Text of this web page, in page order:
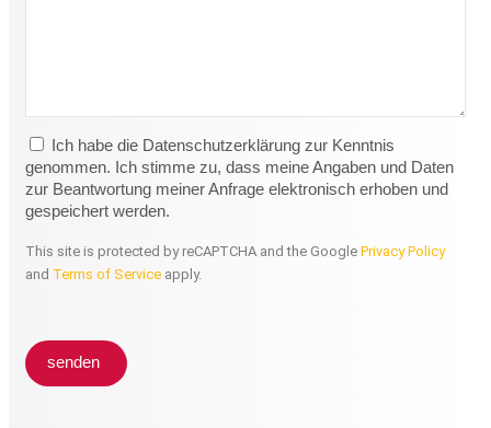
Ich habe die Datenschutzerklärung zur Kenntnis
genommen. Ich stimme zu, dass meine Angaben und Daten
zur Beantwortung meiner Anfrage elektronisch erhoben und
gespeichert werden.
This site is protected by reCAPTCHA and the Google Privacy Policy
and Terms of Service apply.
senden